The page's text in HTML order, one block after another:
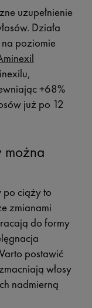
uzupełnienie
Działa
poziomie
+68%
już po 12
można
po ciąży to
zmianami
do formy
postawić
włosy
nadmierną